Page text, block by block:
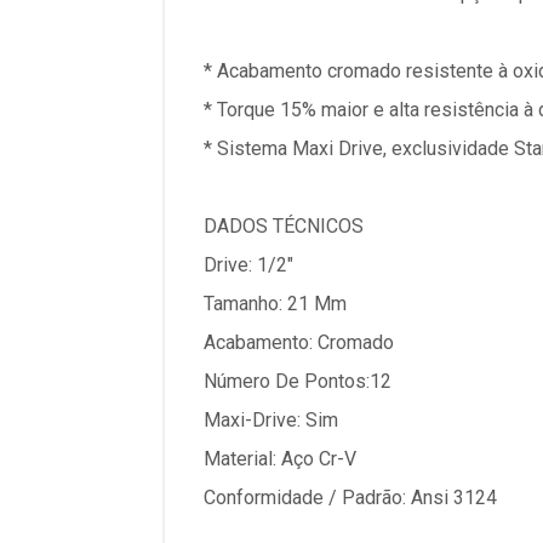
* Acabamento cromado resistente à
* Torque 15% maior e alta resistência à
* Sistema Maxi Drive, exclusividade
DADOS TÉCNICOS
Drive: 1/2"
Tamanho: 21 Mm
Acabamento: Cromado
Número De Pontos:12
Maxi-Drive: Sim
Material: Aço Cr-V
Conformidade / Padrão: Ansi 3124